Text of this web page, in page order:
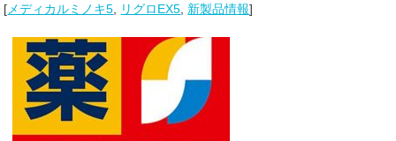
[ メディカルミノキ5 リグロEX5 新製品情報]